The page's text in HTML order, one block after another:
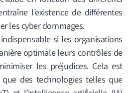
l’existence de différentes
les cyber dommages.
si les organisations
optimale leurs contrôles de
les préjudices. Cela est
des technologies telles que